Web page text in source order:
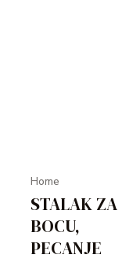
Home
STALAK ZA
BOCU,
PECANJE